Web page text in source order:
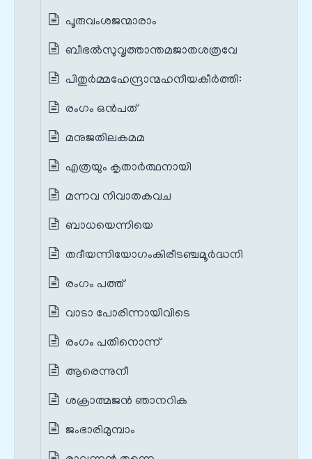
പൂരുവംശജന്മാരാം
ബീഭല്‍സുവൃത്താന്തമജാതശത്രവേ
പിതുർമ്മഹേന്ദ്രാന്മഹനീയകീർത്തി:
രംഗം ഒൻപത്
മനുജതിലകമമ
എത്രയും കൃതാര്‍ത്ഥനായി
മന്നവ നിവാതകവച
ബാധയെന്നിയെ
തദീയന്നിയോഗംകിരീടഞ്ചമൂർദ്ധനി
രംഗം പത്ത്
വാടാ പോരിന്നായിവിടെ
രംഗം പതിനൊന്ന്
ആരെന്നുനീ
ശക്രാത്മജന്‍ ഞാനറിക
ജംഭാരിമുമ്പാം